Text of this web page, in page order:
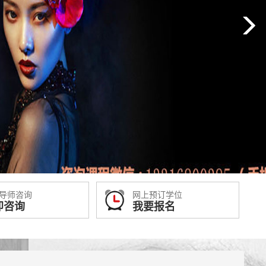
师咨询
咨询
网上预订学位
我要报名